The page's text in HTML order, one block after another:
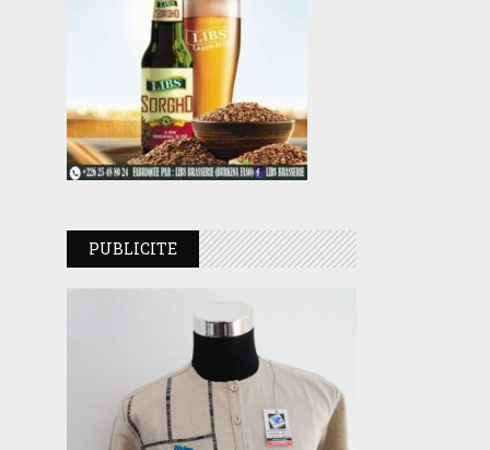
PUBLICITE